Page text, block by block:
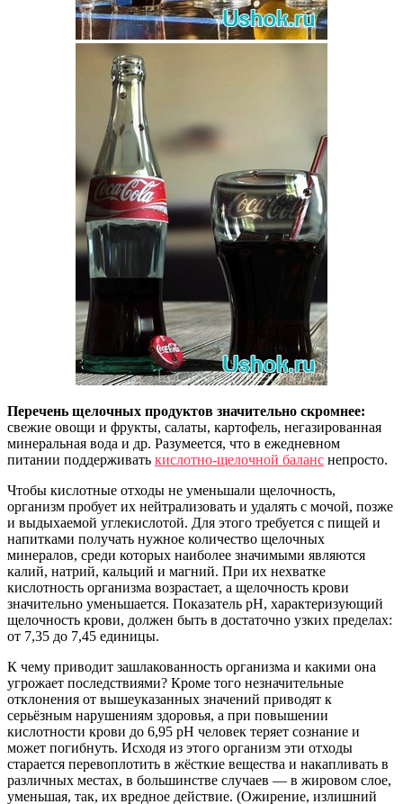
Перечень щелочных продуктов значительно скромнее:
свежие овощи и фрукты, салаты, картофель, негазированная
минеральная вода и др. Разумеется, что в ежедневном
питании поддерживать кислотно-щелочной баланс непросто.
Чтобы кислотные отходы не уменьшали щелочность,
организм пробует их нейтрализовать и удалять с мочой, позже
и выдыхаемой углекислотой. Для этого требуется с пищей и
напитками получать нужное количество щелочных
минералов, среди которых наиболее значимыми являются
калий, натрий, кальций и магний. При их нехватке
кислотность организма возрастает, а щелочность крови
значительно уменьшается. Показатель pH, характеризующий
щелочность крови, должен быть в достаточно узких пределах:
от 7,35 до 7,45 единицы.
К чему приводит зашлакованность организма и какими она
угрожает последствиями? Кроме того незначительные
отклонения от вышеуказанных значений приводят к
серьёзным нарушениям здоровья, а при повышении
кислотности крови до 6,95 pH человек теряет сознание и
может погибнуть. Исходя из этого организм эти отходы
старается перевоплотить в жёсткие вещества и накапливать в
различных местах, в большинстве случаев — в жировом слое,
уменьшая, так, их вредное действие. (Ожирение, излишний